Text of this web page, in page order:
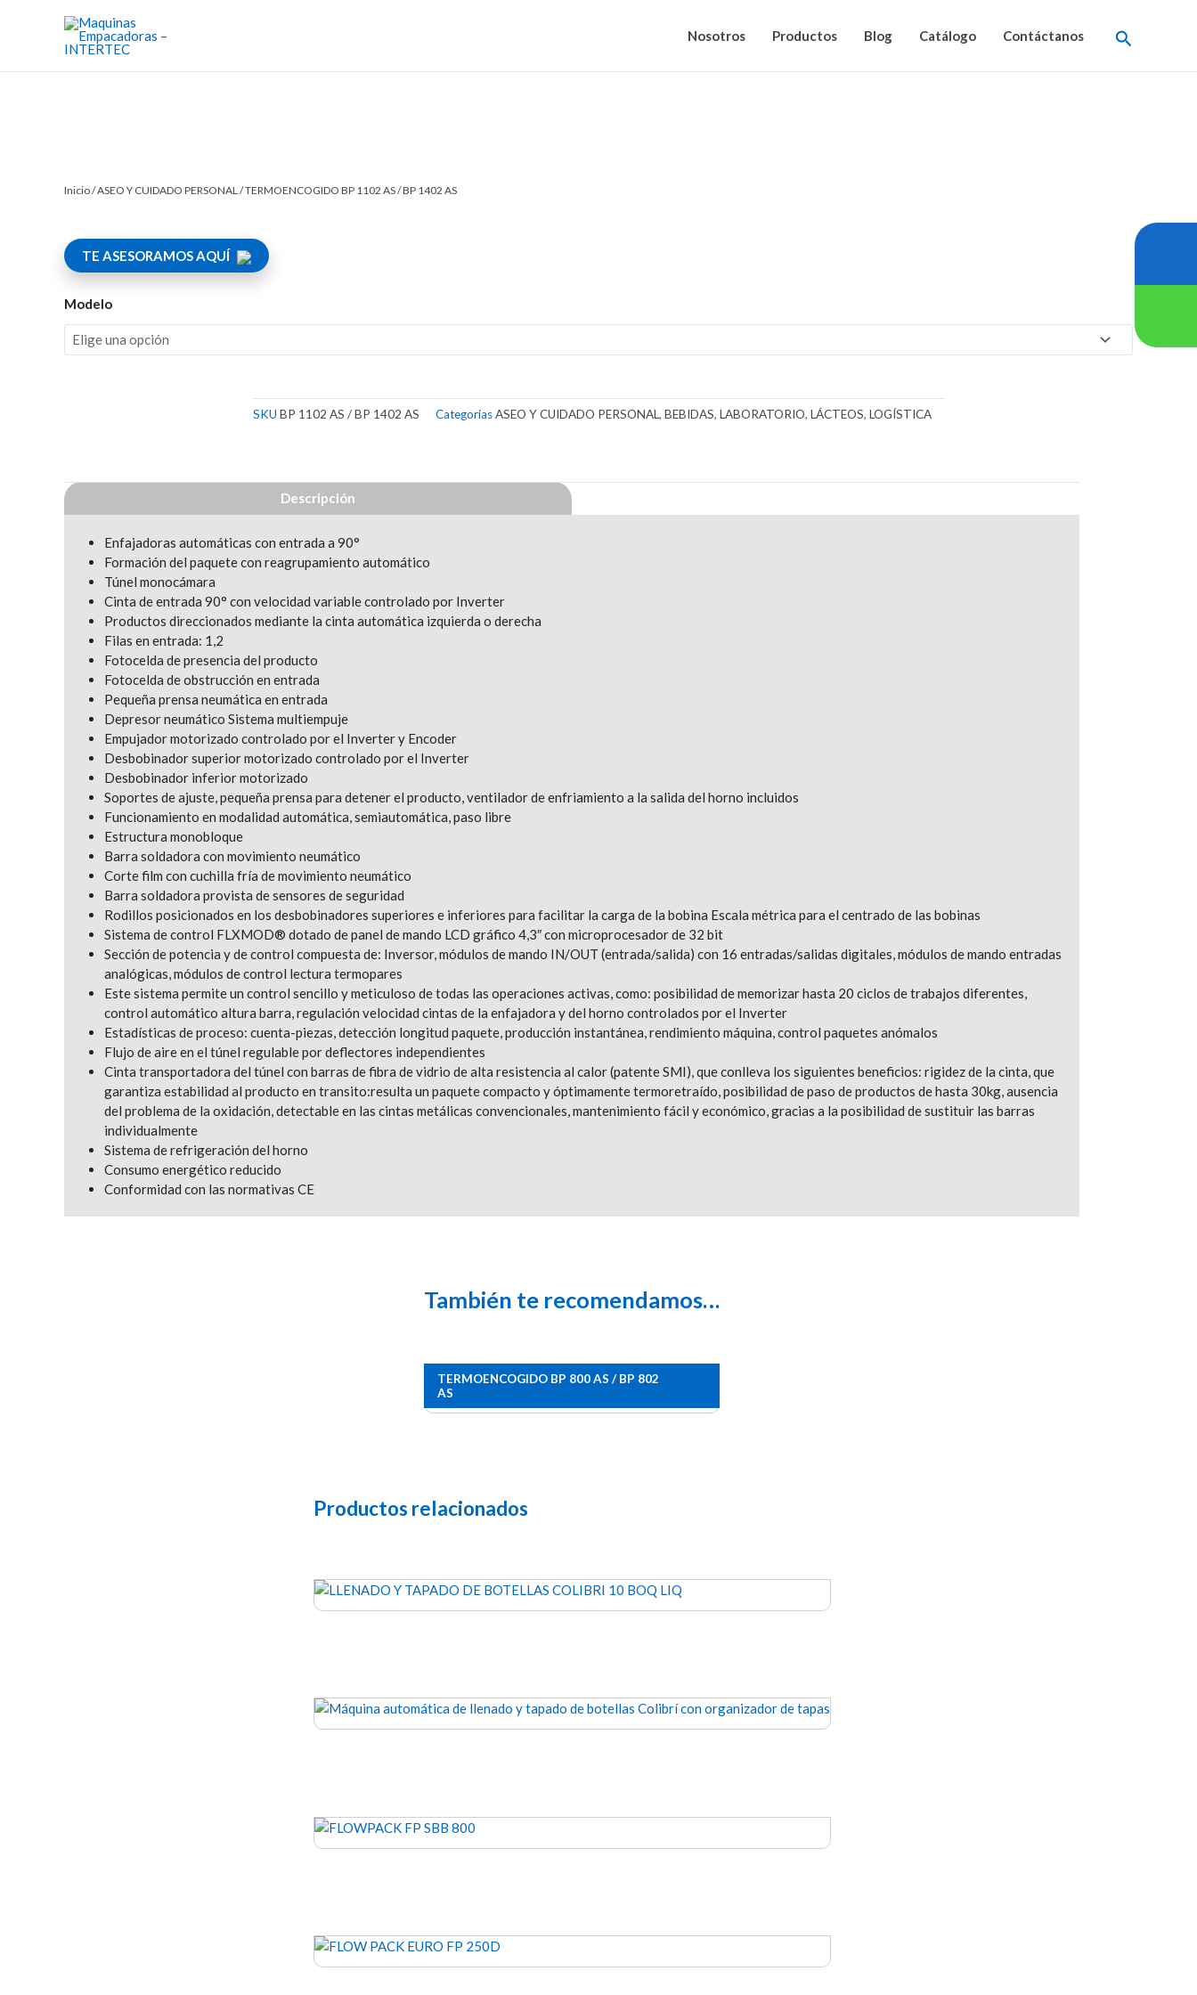
Nosotros Productos Blog Catálogo Contáctanos Buscar
Inicio/ASEO Y CUIDADO PERSONAL/ TERMOENCOGIDO BP 1102 AS / BP 1402 AS
TE ASESORAMOS AQUÍ
Modelo
SKU BP 1102 AS / BP 1402 AS Categorías ASEO Y CUIDADO PERSONAL, BEBIDAS, LABORATORIO, LÁCTEOS, LOGÍSTICA
Descripción
Enfajadoras automáticas con entrada a 90°
Formación del paquete con reagrupamiento automático
Túnel monocámara
Cinta de entrada 90° con velocidad variable controlado por Inverter
Productos direccionados mediante la cinta automática izquierda o derecha
Filas en entrada: 1,2
Fotocelda de presencia del producto
Fotocelda de obstrucción en entrada
Pequeña prensa neumática en entrada
Depresor neumático Sistema multiempuje
Empujador motorizado controlado por el Inverter y Encoder
Desbobinador superior motorizado controlado por el Inverter
Desbobinador inferior motorizado
Soportes de ajuste, pequeña prensa para detener el producto, ventilador de enfriamiento a la salida del horno incluidos
Funcionamiento en modalidad automática, semiautomática, paso libre
Estructura monobloque
Barra soldadora con movimiento neumático
Corte film con cuchilla fría de movimiento neumático
Barra soldadora provista de sensores de seguridad
Rodillos posicionados en los desbobinadores superiores e inferiores para facilitar la carga de la bobina Escala métrica para el centrado de las bobinas
Sistema de control FLXMOD® dotado de panel de mando LCD gráfico 4,3″ con microprocesador de 32 bit
Sección de potencia y de control compuesta de: Inversor, módulos de mando IN/OUT (entrada/salida) con 16 entradas/salidas digitales, módulos de mando entradas
analógicas, módulos de control lectura termopares
Este sistema permite un control sencillo y meticuloso de todas las operaciones activas, como: posibilidad de memorizar hasta 20 ciclos de trabajos diferentes,
control automático altura barra, regulación velocidad cintas de la enfajadora y del horno controlados por el Inverter
Estadísticas de proceso: cuenta-piezas, detección longitud paquete, producción instantánea, rendimiento máquina, control paquetes anómalos
Flujo de aire en el túnel regulable por deflectores independientes
Cinta transportadora del túnel con barras de fibra de vidrio de alta resistencia al calor (patente SMI), que conlleva los siguientes beneficios: rigidez de la cinta, que
garantiza estabilidad al producto en transito:resulta un paquete compacto y óptimamente termoretraído, posibilidad de paso de productos de hasta 30kg, ausencia
del problema de la oxidación, detectable en las cintas metálicas convencionales, mantenimiento fácil y económico, gracias a la posibilidad de sustituir las barras
individualmente
Sistema de refrigeración del horno
Consumo energético reducido
Conformidad con las normativas CE
También te recomendamos…
TERMOENCOGIDO BP 800 AS / BP 802
AS
Este
tiene
página
Productos relacionados